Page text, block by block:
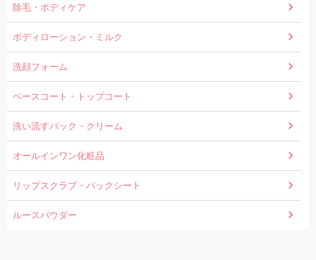
除毛・ボディケア
ボディローション・ミルク
洗顔フォーム
ベースコート・トップコート
洗い流すパック・クリーム
オールインワン化粧品
リップスクラブ・パックシート
ルースパウダー